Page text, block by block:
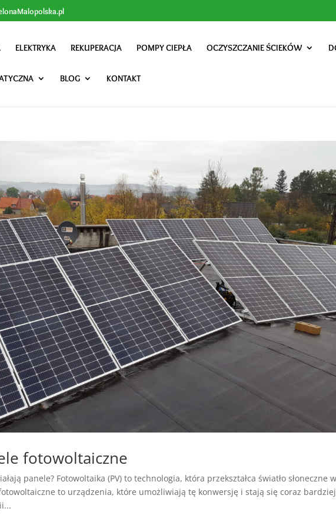
ELEKTRYKA REKUPERACJA POMPY CIEPŁA OCZYSZCZANIE ŚCIEKÓW
BLOG KONTAKT
fotowoltaiczne
panele? Fotowoltaika (PV) to technologia, która przekształca światło słoneczne
to urządzenia, które umożliwiają tę konwersję i stają się coraz bardziej